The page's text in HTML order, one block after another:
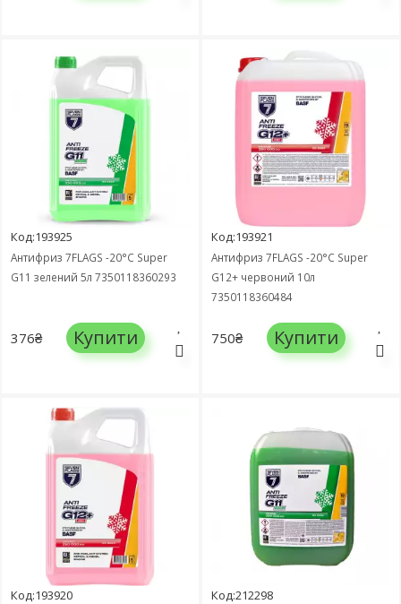
Код:193925
Антифриз 7FLAGS -20°C Super
G11 зелений 5л 7350118360293
376₴ Купити
Код:193921
Антифриз 7FLAGS -20°C Super
G12+ червоний 10л
7350118360484
750₴ Купити
Код:193920 Код:212298